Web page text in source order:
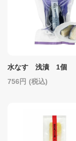
水なす 浅漬 1個
756
(税込)